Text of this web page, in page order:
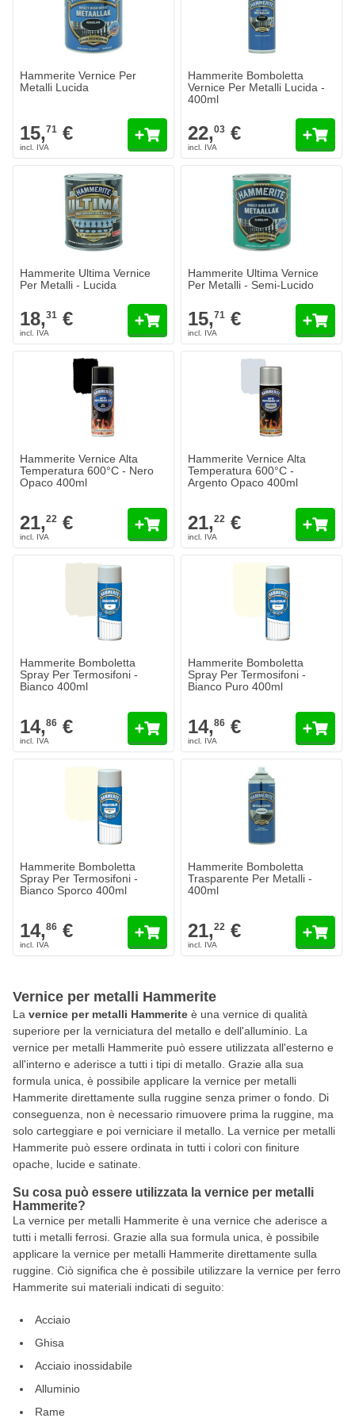
Contenuto
Aggiungi al Carrello
Hammerite Vernice Per
Metalli Lucida
15,71 €
Hammerite Bomboletta
Vernice Per Metalli Lucida -
400ml
22,03 €
Hammerite Ultima Vernice Per Metalli - Lucida
Spedito oggi
Contenuto
Colore
Aggiungi al Carrello
Hammerite Ultima Vernice
Per Metalli - Lucida
18,31 €
Hammerite Ultima Vernice Per
Spedito oggi
Contenuto
Colore
Aggiungi
Hammerite Ultima Vernice
Per Metalli - Semi-Lucido
15,71 €
Hammerite Vernice Alta
Temperatura 600°C - Nero
Opaco 400ml
21,22 €
Hammerite Vernice Alta
Temperatura 600°C -
Argento Opaco 400ml
21,22 €
Hammerite Bomboletta
Spray Per Termosifoni -
Bianco 400ml
14,86 €
Hammerite Bomboletta
Spray Per Termosifoni -
Bianco Puro 400ml
14,86 €
Hammerite Bomboletta
Spray Per Termosifoni -
Bianco Sporco 400ml
14,86 €
Hammerite Bomboletta
Trasparente Per Metalli -
400ml
21,22 €
Vernice per metalli Hammerite
La vernice per metalli Hammerite è una vernice di qualità
superiore per la verniciatura del metallo e dell'alluminio. La
vernice per metalli Hammerite può essere utilizzata all'esterno e
all'interno e aderisce a tutti i tipi di metallo. Grazie alla sua
formula unica, è possibile applicare la vernice per metalli
Hammerite direttamente sulla ruggine senza primer o fondo. Di
conseguenza, non è necessario rimuovere prima la ruggine, ma
solo carteggiare e poi verniciare il metallo. La vernice per metalli
Hammerite può essere ordinata in tutti i colori con finiture
opache, lucide e satinate.
Su cosa può essere utilizzata la vernice per metalli
Hammerite?
La vernice per metalli Hammerite è una vernice che aderisce a
tutti i metalli ferrosi. Grazie alla sua formula unica, è possibile
applicare la vernice per metalli Hammerite direttamente sulla
ruggine. Ciò significa che è possibile utilizzare la vernice per ferro
Hammerite sui materiali indicati di seguito:
Acciaio
Ghisa
Acciaio inossidabile
Alluminio
Rame